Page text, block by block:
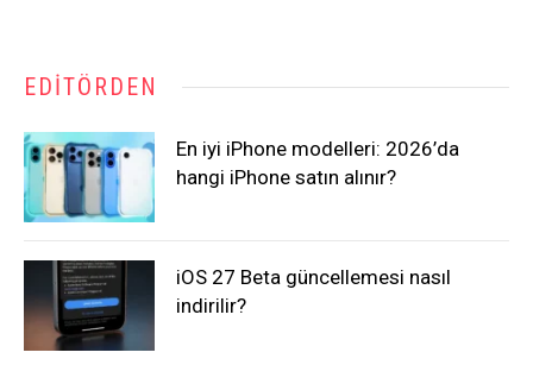
EDITÖRDEN
En iyi iPhone modelleri: 2026’da
hangi iPhone satın alınır?
iOS 27 Beta güncellemesi nasıl
indirilir?